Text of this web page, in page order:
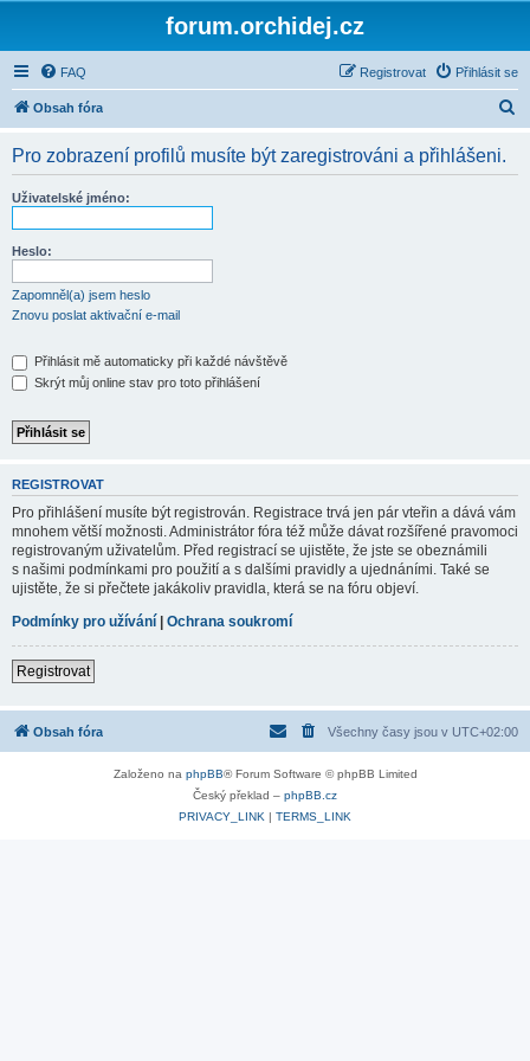
forum.orchidej.cz
FAQ Přihlásit se
Registrovat
Obsah fóra
Pro zobrazení profilů musíte být zaregistrováni a přihlášeni.
Uživatelské jméno:
Heslo:
Zapomněl(a) jsem heslo
Znovu poslat aktivační e-mail
Přihlásit mě automaticky při každé návštěvě
Skrýt můj online stav pro toto přihlášení
REGISTROVAT
Pro přihlášení musíte být registrován. Registrace trvá jen pár vteřin a dává vám
mnohem větší možnosti. Administrátor fóra též může dávat rozšířené pravomoci
registrovaným uživatelům. Před registrací se ujistěte, že jste se obeznámili
s našimi podmínkami pro použití a s dalšími pravidly a ujednáními. Také se
ujistěte, že si přečtete jakákoliv pravidla, která se na fóru objeví.
Podmínky pro užívání | Ochrana soukromí
Registrovat
Obsah fóra Všechny časy jsou v UTC+02:00
Založeno na phpBB® Forum Software © phpBB Limited
Český překlad – phpBB.cz
PRIVACY_LINK | TERMS_LINK